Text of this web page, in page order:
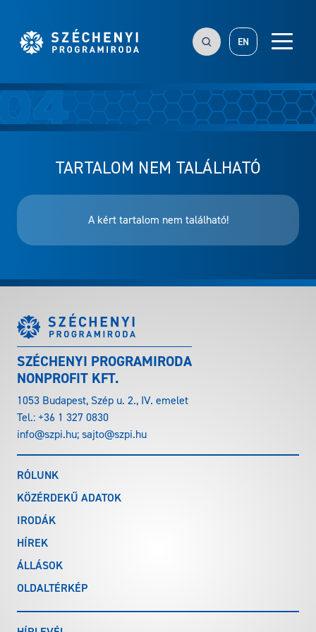
EN
TARTALOM NEM TALÁLHATÓ
A kért tartalom nem található!
SZÉCHENYI PROGRAMIRODA
NONPROFIT KFT.
1053 Budapest, Szép u. 2., IV. emelet
Tel.:+36 1 327 0830
info@szpi.hu;sajto@szpi.hu
RÓLUNK
KÖZÉRDEKŰ ADATOK
IRODÁK
HÍREK
ÁLLÁSOK
OLDALTÉRKÉP